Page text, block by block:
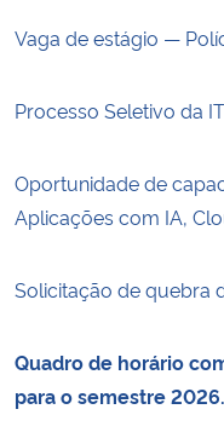
Vaga de estágio —
Processo Seletivo da
Oportunidade de
Aplicações com IA,
Solicitação de quebra
Quadro de horário
para o semestre 2026.